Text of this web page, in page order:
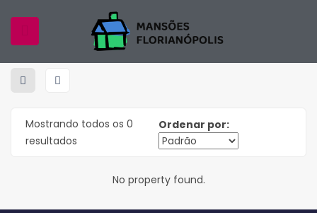
Home Properties Balneário Camboriú
Balneário Camboriú
Mostrando todos os 0
resultados
Ordenar por:
No property found.